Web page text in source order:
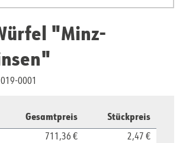
"Minz-
0001
Gesamtpreis Stückpreis
711,36 €
2,47 €